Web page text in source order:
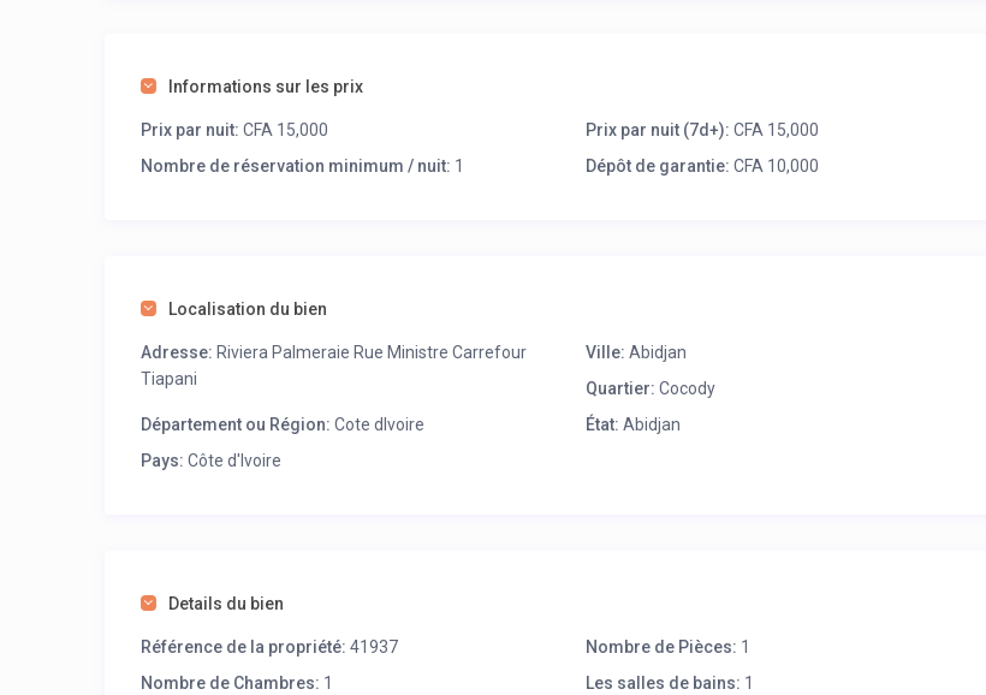
Réservez dès maintenant ce studio accueillant et profitez de tout le confort nécessaire pour un séjour agréable à
Informations sur les prix
Prix par nuit: CFA 15,000 Prix par nuit (7d+): CFA 15,000
Nombre de réservation minimum / nuit: 1 Dépôt de garantie: CFA 10,000
Localisation du bien
Adresse: Riviera Palmeraie Rue Ministre Carrefour
Tiapani
Ville: Abidjan
Quartier: Cocody
Département ou Région: Cote dIvoire État: Abidjan
Pays: Côte d'Ivoire
Details du bien
Référence de la propriété: 41937 Nombre de Pièces: 1
Nombre de Chambres: 1 Les salles de bains: 1